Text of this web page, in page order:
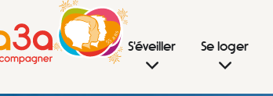
S'éveiller Se loger